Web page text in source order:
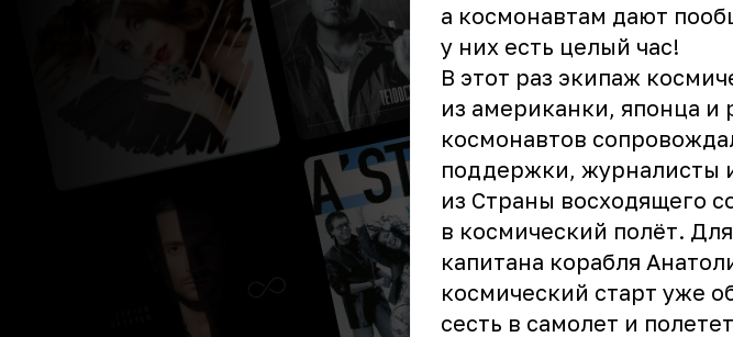
а космонавтам дают
у них есть целый час!
В этот раз экипаж
из американки, японца и
космонавтов
поддержки, журналисты
из Страны восходящего
в космический полёт.
капитана корабля
космический старт уже
сесть в самолет и